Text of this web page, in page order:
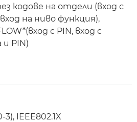
кодове на отдели (вход с
на ниво функция),
с PIN, вход с
и PIN)
3), IEEE802.1X